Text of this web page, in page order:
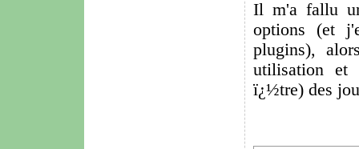
Il m'a fallu
options (et
plugins),
utilisation et
ï¿½tre) des